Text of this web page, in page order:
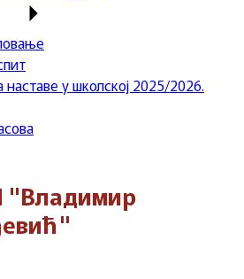
наставе у школској 2025/2026.